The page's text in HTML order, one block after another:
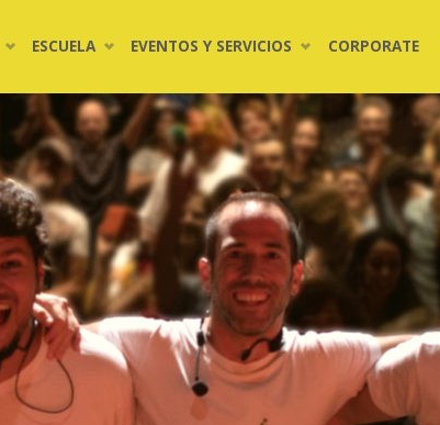
ESCUELA EVENTOS Y SERVICIOS CORPORATE